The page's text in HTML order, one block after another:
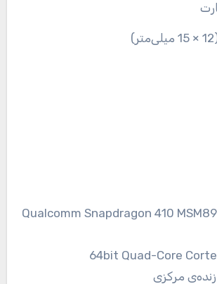
Qualcomm Snapdragon 410
64bit Quad-Core
مرکزی